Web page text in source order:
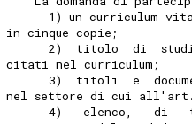
1) un curriculum
in cinque copie;
2)  titolo  di
citati nel curriculum;
3)  titoli  e
nel settore di cui
4)   elenco,   di